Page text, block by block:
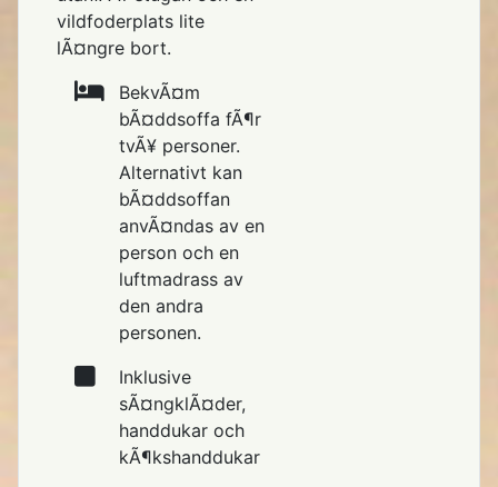
vildfoderplats lite
lÃ¤ngre bort.
BekvÃ¤m
bÃ¤ddsoffa fÃ¶r
tvÃ¥ personer.
Alternativt kan
bÃ¤ddsoffan
anvÃ¤ndas av en
person och en
luftmadrass av
den andra
personen.
Inklusive
sÃ¤ngklÃ¤der,
handdukar och
kÃ¶kshanddukar